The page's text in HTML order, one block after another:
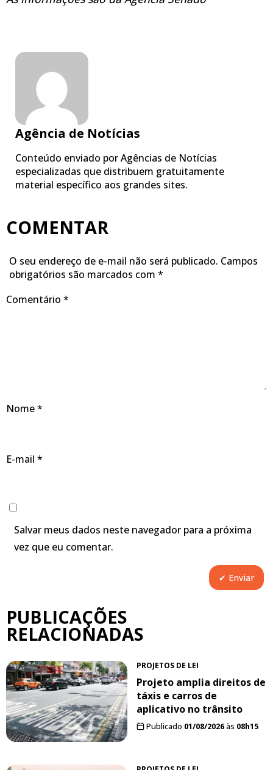
Agência de Notícias
Conteúdo enviado por Agências de Notícias
especializadas que distribuem gratuitamente
material específico aos grandes sites.
COMENTAR
O seu endereço de e-mail não será publicado. Campos
obrigatórios são marcados com *
Comentário *
Nome*
E-mail *
Salvar meus dados neste navegador para a próxima
vez que eu comentar.
PUBLICAÇÕES
RELACIONADAS
PROJETOS DE LEI
Projeto amplia direitos de
táxis e carros de
aplicativo no trânsito
Publicado 01/08/2026às 08h15